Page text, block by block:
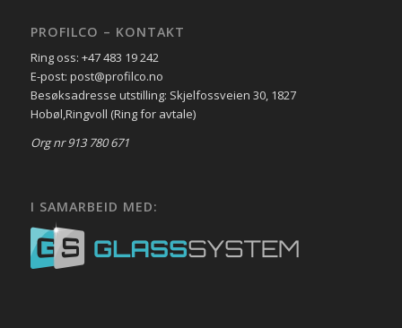
PROFILCO – KONTAKT
Ring oss: +47 483 19 242
E-post: post@profilco.no
Besøksadresse utstilling: Skjelfossveien 30, 1827
Hobøl,Ringvoll (Ring for avtale)
Org nr 913 780 671
I SAMARBEID MED: